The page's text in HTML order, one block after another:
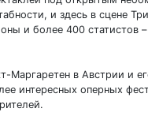
и здесь в сцене
и более 400 статистов
Маргаретен в Австрии и
интересных оперных